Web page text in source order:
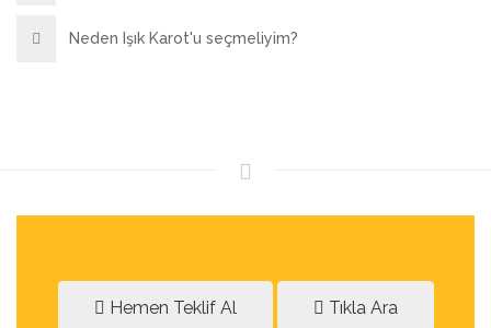
Neden Işık Karot'u seçmeliyim?
Hemen Teklif Al Tıkla Ara